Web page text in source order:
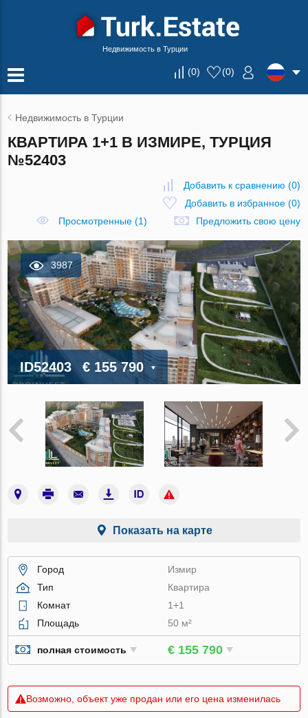
Недвижимость в Турции
(0) (0)
Недвижимость в Турции
КВАРТИРА 1+1 В ИЗМИРЕ, ТУРЦИЯ
№52403
Добавить к сравнению (0)
Добавить в избранное(0)
Просмотренные (1)
Предложить свою цену
3987
ID52403 € 155 790
Показать на карте
Город
Измир
Тип
Квартира
Комнат
1+1
Площадь
50 м²
полная стоимость € 155 790
Возможно, объект уже продан или его цена изменилась